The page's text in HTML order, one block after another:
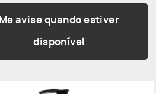
Me avise quando estiver
disponível